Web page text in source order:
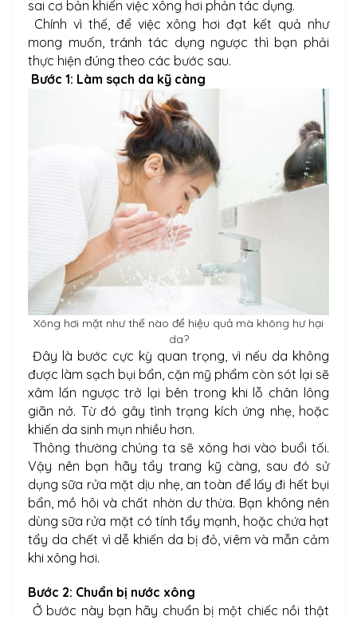
sai cơ bản khiến việc xông hơi phản tác dụng.
Chính vì thế, để việc xông hơi đạt kết quả như
mong muốn, tránh tác dụng ngược thì bạn phải
thực hiện đúng theo các bước sau.
Bước 1: Làm sạch da kỹ càng
Xông hơi mặt như thế nào để hiệu quả mà không hư hại
da?
Đây là bước cực kỳ quan trọng, vì nếu da không
được làm sạch bụi bẩn, cặn mỹ phẩm còn sót lại sẽ
xâm lấn ngược trở lại bên trong khi lỗ chân lông
giãn nở. Từ đó gây tình trạng kích ứng nhẹ, hoặc
khiến da sinh mụn nhiều hơn.
Thông thường chúng ta sẽ xông hơi vào buổi tối.
Vậy nên bạn hãy tẩy trang kỹ càng, sau đó sử
dụng sữa rửa mặt dịu nhẹ, an toàn để lấy đi hết bụi
bẩn, mồ hôi và chất nhờn dư thừa. Bạn không nên
dùng sữa rửa mặt có tính tẩy mạnh, hoặc chứa hạt
tẩy da chết vì dễ khiến da bị đỏ, viêm và mẫn cảm
khi xông hơi.
Bước 2: Chuẩn bị nước xông
Ở bước này bạn hãy chuẩn bị một chiếc nồi thật